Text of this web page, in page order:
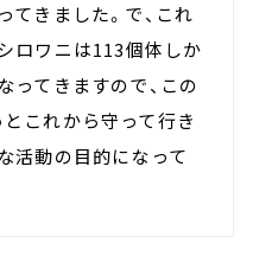
てきました。で、これ
ロワニは113個体しか
ってきますので、この
これから守って行き
活動の目的になって